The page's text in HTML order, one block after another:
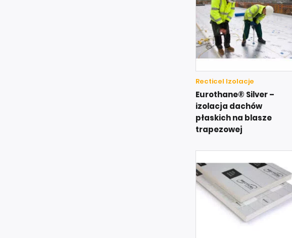
Recticel Izolacje
Eurothane® Silver –
izolacja dachów
płaskich na blasze
trapezowej